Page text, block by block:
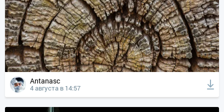
Antanasc
4 августа в 14:57